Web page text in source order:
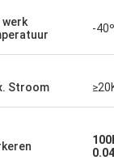
heeft
werk
-
Stroom